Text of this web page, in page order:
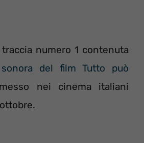
numero 1 contenuta
del film Tutto può
nei cinema italiani